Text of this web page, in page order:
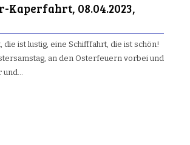
Kaperfahrt, 08.04.2023,
die ist lustig, eine Schifffahrt, die ist schön!
an den Osterfeuern vorbei und
und…